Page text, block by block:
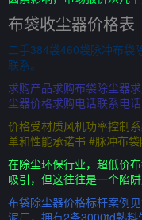
布袋收尘器价格表
二手384袋460袋脉冲布袋
联系。
求购产品求购布袋除尘器
尘器价格求购电话联系电
价格受材质风机功率控制
单和性能承诺书 #脉冲布
在除尘环保行业，超低价
吸引，但这往往是一个陷
布袋除尘器价格标杆案例
泥厂，拥有2条3000td熟料